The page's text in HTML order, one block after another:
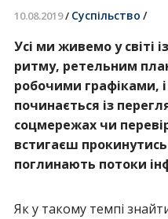
10.08.2019/ Суспільство /
Усі ми живемо у світі
ритму, ретельним
робочими графіками,
починається із
соцмережах чи
встигаєш прокинутись
поглинають потоки
Як у такому темпі